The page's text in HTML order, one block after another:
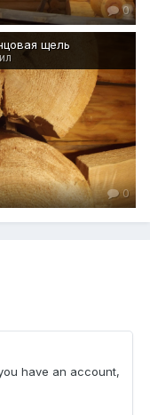
0
щель
0
have an account,